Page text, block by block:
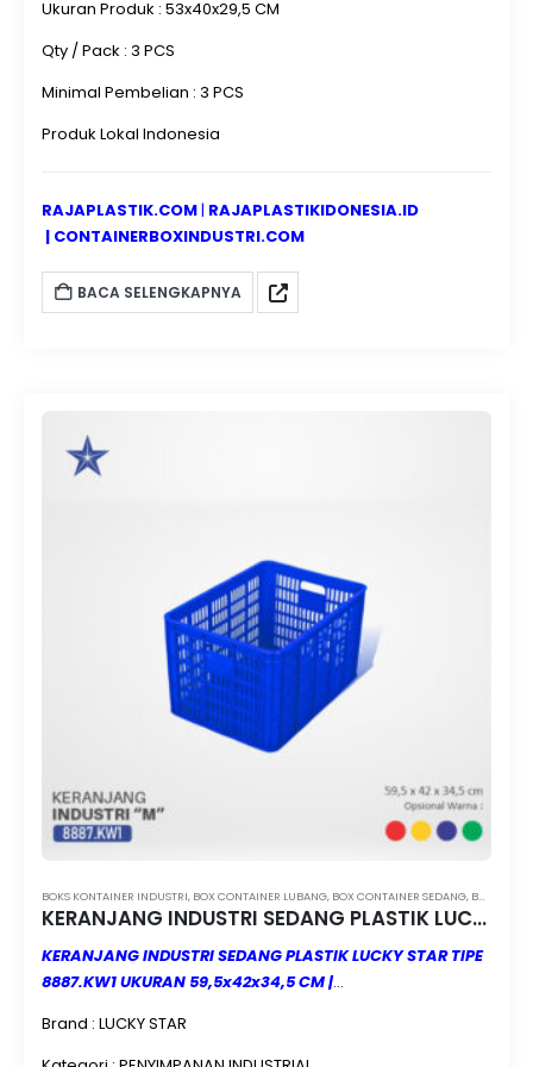
Ukuran Produk : 53x40x29,5 CM
Qty / Pack : 3 PCS
Minimal Pembelian : 3 PCS
Produk Lokal Indonesia
RAJAPLASTIK.COM| RAJAPLASTIKIDONESIA.ID
| CONTAINERBOXINDUSTRI.COM
BACA SELENGKAPNYA
BOKS KONTAINER INDUSTRI, BOX CONTAINER LUBANG, BOX CONTAINER SEDANG, BOX KONTAINER LUBANG LUCKY STAR
KERANJANG INDUSTRI SEDANG PLASTIK LUCKY STAR TIPE 8887.KW1 UKURAN 59,5x42x34,5 CM
KERANJANG INDUSTRI SEDANG PLASTIK LUCKY STAR TIPE
8887.KW1 UKURAN 59,5x42x34,5 CM |
JUAL & KIRIM KE SELURUH INDONESIA
INDUSTRI SEDANG PLASTIK LUCKY STAR TIPE 8887.KW1
Brand : LUCKY STAR